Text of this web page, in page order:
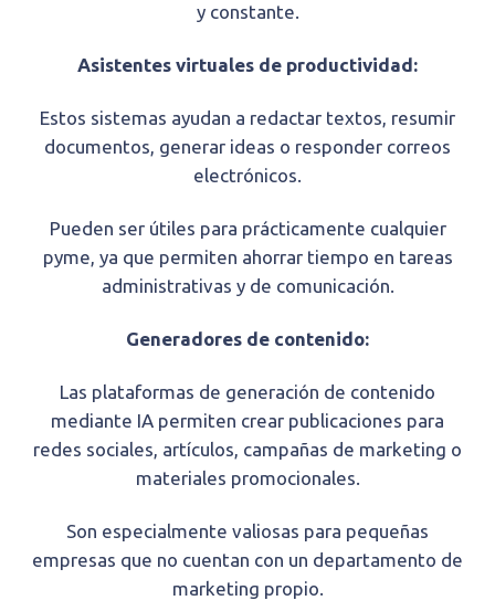
y constante.
Asistentes virtuales de productividad:
Estos sistemas ayudan a redactar textos, resumir
documentos, generar ideas o responder correos
electrónicos.
Pueden ser útiles para prácticamente cualquier
pyme, ya que permiten ahorrar tiempo en tareas
administrativas y de comunicación.
Generadores de contenido:
Las plataformas de generación de contenido
mediante IA permiten crear publicaciones para
redes sociales, artículos, campañas de marketing o
materiales promocionales.
Son especialmente valiosas para pequeñas
empresas que no cuentan con un departamento de
marketing propio.